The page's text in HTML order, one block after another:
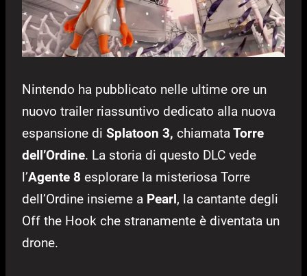
Nintendo ha pubblicato nelle ultime ore un
nuovo trailer riassuntivo dedicato alla nuova
espansione di Splatoon 3, chiamataTorre
dell’Ordine. La storia di questo DLC vede
l’Agente 8 esplorare la misteriosa Torre
dell’Ordine insieme a Pearl, la cantante degli
Off the Hook che stranamente è diventata un
drone.